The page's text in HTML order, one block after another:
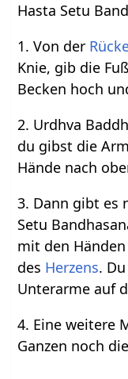
Hasta Setu
1. Von der
Knie, gib die
Becken hoch
2. Urdhva
du gibst die
Hände nach
3. Dann gibt es
Setu
mit den
des Herzens.
Unterarme auf
4. Eine weitere
Ganzen noch